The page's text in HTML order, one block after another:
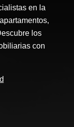
en la
los
con